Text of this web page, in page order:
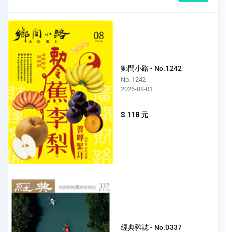
鄉間小路 - No.1242
No. 1242
2026-08-01
$ 118 元
經典雜誌 - No.0337